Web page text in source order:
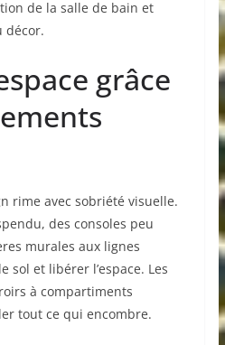
de la salle de bain et
décor.
grâce
rime avec sobriété visuelle.
des consoles peu
murales aux lignes
sol et libérer l’espace. Les
à compartiments
tout ce qui encombre.